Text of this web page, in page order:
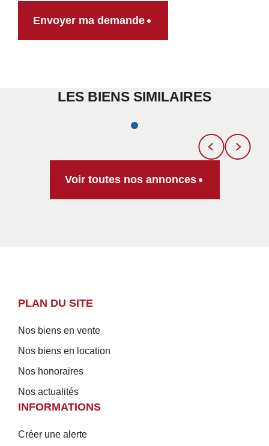
Envoyer ma demande
LES BIENS SIMILAIRES
Voir toutes nos annonces
PLAN DU SITE
Nos biens en vente
Nos biens en location
Nos honoraires
Nos actualités
INFORMATIONS
Créer une alerte